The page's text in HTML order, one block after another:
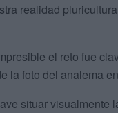
realidad
el reto fue
la foto del analema
situar visualmente